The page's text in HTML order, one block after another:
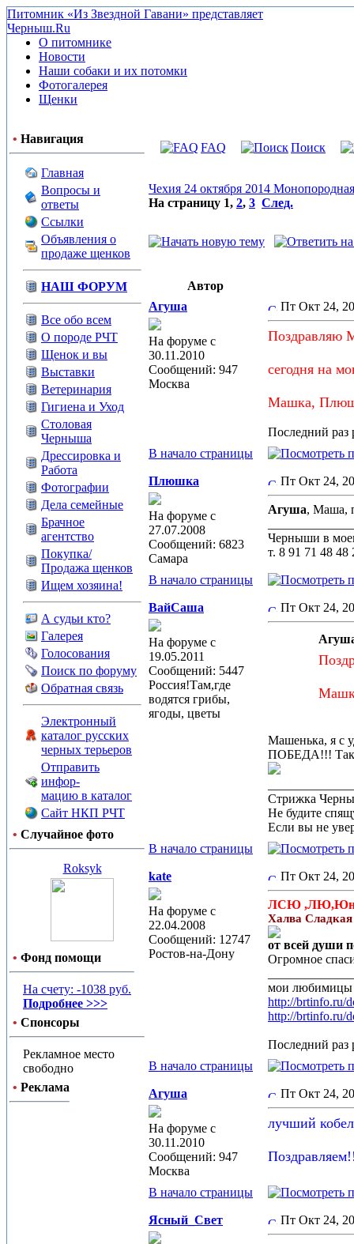
Питомник «Из Звездной Гавани» представляет
Черныш.Ru
О питомнике
Новости
Наши собаки и их потомки
Фотогалерея
Щенки
• Навигация
Главная
Вопросы и
ответы
Ссылки
Объявления о
продаже щенков
НАШ ФОРУМ
Все обо всем
О породе РЧТ
Щенок и вы
Выставки
Ветеринария
Гигиена и Уход
Столовая
Черныша
Дрессировка и
Работа
Фотографии
Дела семейные
Брачное
агентство
Покупка/
Продажа щенков
Ищем хозяина!
А судьи кто?
Галерея
Голосования
Поиск по форуму
Обратная связь
Электронный
каталог русских
черных терьеров
Отправить
инфор-
мацию в каталог
Сайт НКП РЧТ
• Случайное фото
Roksyk
• Фонд помощи
На счету: -1038 руб.
Подробнее >>>
• Спонсоры
Рекламное место
свободно
• Реклама
FAQ Поиск
Чехия 24 октября 2014
На страницу 1, 2, 3 След.
Автор
Агуша
На форуме с
30.11.2010
Сообщений: 947
Москва
Пт Окт 24,
Поздравляю
сегодня на
Машка,
Последний раз
В начало страницы
Плюшка
На форуме с
27.07.2008
Сообщений: 6823
Самара
Пт Окт 24,
Агуша, Маша,
Черныши в
т. 8 91 71 48 48
В начало страницы
ВайСаша
На форуме с
19.05.2011
Сообщений: 5447
Россия!Там,где
водятся грибы,
ягоды, цветы
Пт Окт 24,
Машенька, я с
ПОБЕДА!!! Так
Стрижка
Не будите
Если вы не
В начало страницы
kate
На форуме с
22.04.2008
Сообщений: 12747
Ростов-на-Дону
Пт Окт 24,
ЛСЮ
Халва
от всей души
Огромное
мои любимицы
http://brtinfo.ru/
http://brtinfo.ru/
Последний раз
В начало страницы
Агуша
На форуме с
30.11.2010
Сообщений: 947
Москва
Пт Окт 24,
лучший
В начало страницы
Ясный_Свет Пт Окт 24,